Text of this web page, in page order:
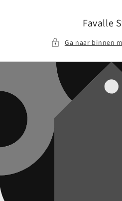
Favalle
Ga naar binnen